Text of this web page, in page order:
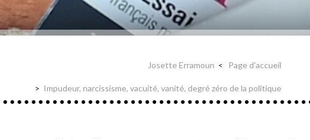
Josette Erramoun Page d'accueil
Impudeur, narcissisme, vacuité, vanité, degré zéro de la politique